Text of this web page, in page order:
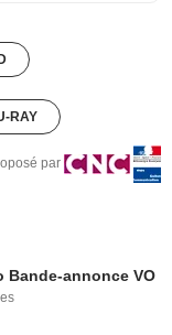
RAY
par
Bande-annonce VO